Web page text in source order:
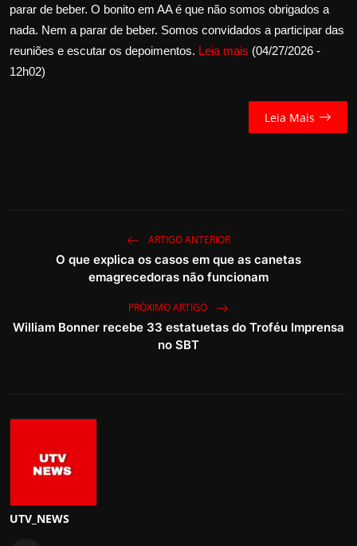
FALE CONOSCO
parar de beber. O bonito em AA é que não somos obrigados a
nada. Nem a parar de beber. Somos convidados a participar das
reuniões e escutar os depoimentos. Leia mais (04/27/2026 -
12h02)
Leia Mais
ARTIGO ANTERIOR
O que explica os casos em que as canetas
emagrecedoras não funcionam
PRÓXIMO ARTIGO
William Bonner recebe 33 estatuetas do Troféu Imprensa
no SBT
UTV_NEWS